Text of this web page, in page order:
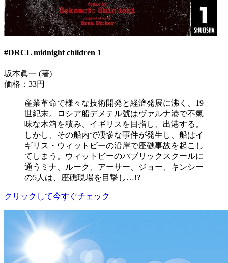
#DRCL midnight children 1
坂本眞一 (著)
価格：33円
産業革命で様々な技術開発と経濟発展に沸く、19
世紀末。ロシア船デメテル號はヴァルナ港で不氣
味な木箱を積み、イギリスを目指し、出港する。
しかし、その船内で凄惨な事件が発生し、船はイ
ギリス・ウィットビーの沿岸で座礁事故を起こし
てしまう。ウィットビーのパブリックスクールに
通うミナ、ルーク、アーサー、ジョー、キンシー
の5人は、座礁現場を目撃し…!?
クリックして今すぐチェック